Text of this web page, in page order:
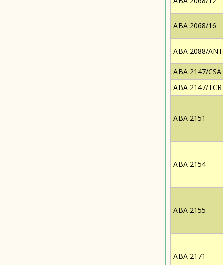
ABA 2068/16
ABA 2088/ANT
ABA 2147/CSA
ABA 2147/TCR
ABA 2151
ABA 2154
ABA 2155
ABA 2171